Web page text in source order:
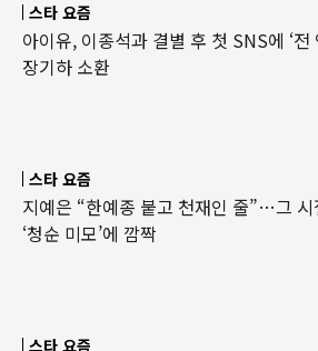
스타 요즘
아이유, 이종석과 결별 후 첫 SNS에 ‘전
장기하 소환
스타 요즘
지예은 “한예종 붙고 천재인 줄”…그 시
‘청순 미모’에 깜짝
스타 요즘